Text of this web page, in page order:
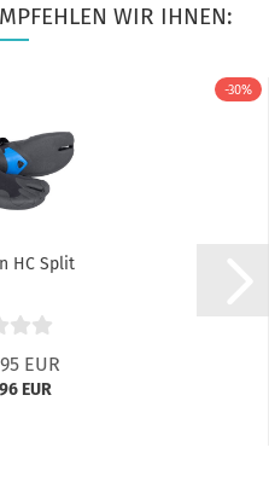
WIR IHNEN:
-30%
HC Split
EUR
EUR